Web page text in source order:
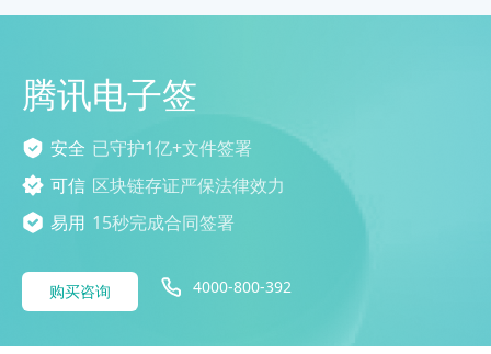
腾讯电子签
安全 已守护1亿+文件签署
可信 区块链存证严保法律效力
易用 15秒完成合同签署
购买咨询 4000-800-392